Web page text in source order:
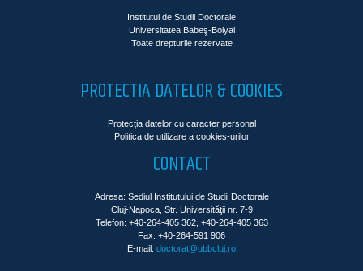
Institutul de Studii Doctorale
Universitatea Babeş-Bolyai
Toate drepturile rezervate
PROTECTIA DATELOR & COOKIES
Protecția datelor cu caracter personal
Politica de utilizare a cookies-urilor
CONTACT
Adresa: Sediul Institutului de Studii Doctorale
Cluj-Napoca, Str. Universităţii nr. 7-9
Telefon: +40-264-405 362, +40-264-405 363
Fax: +40-264-591 906
E-mail: doctorat@ubbcluj.ro